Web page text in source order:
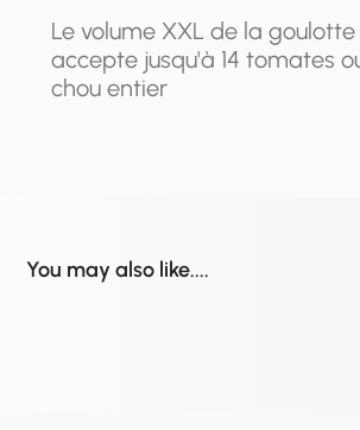
Le volume XXL de la goulotte
accepte jusqu'à 14 tomates
chou entier
You may also like....